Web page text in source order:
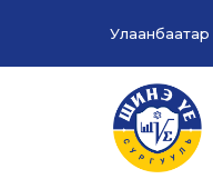
Улаанбаатар